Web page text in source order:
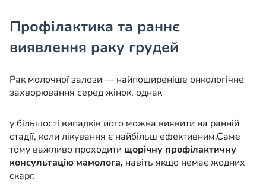
Профілактика та раннє
виявлення раку грудей
Рак молочної залози — найпоширеніше онкологічне
захворювання серед жінок, однак
у більшості випадків його можна виявити на ранній
стадії, коли лікування є найбільш ефективним.Саме
тому важливо проходити щорічну профілактичну
консультацію мамолога, навіть якщо немає жодних
скарг.